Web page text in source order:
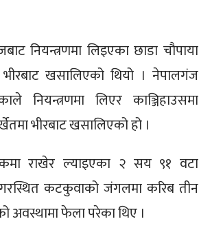
नियन्त्रणमा लिइएका छाडा चौपाया
खसालिएको थियो । नेपालगंज
नियन्त्रणमा लिएर काञ्जिहाउसमा
भीरबाट खसालिएको हो ।
राखेर ल्याइएका २ सय ९१ वटा
कटकुवाको जंगलमा करिब तीन
अवस्थामा फेला परेका थिए ।